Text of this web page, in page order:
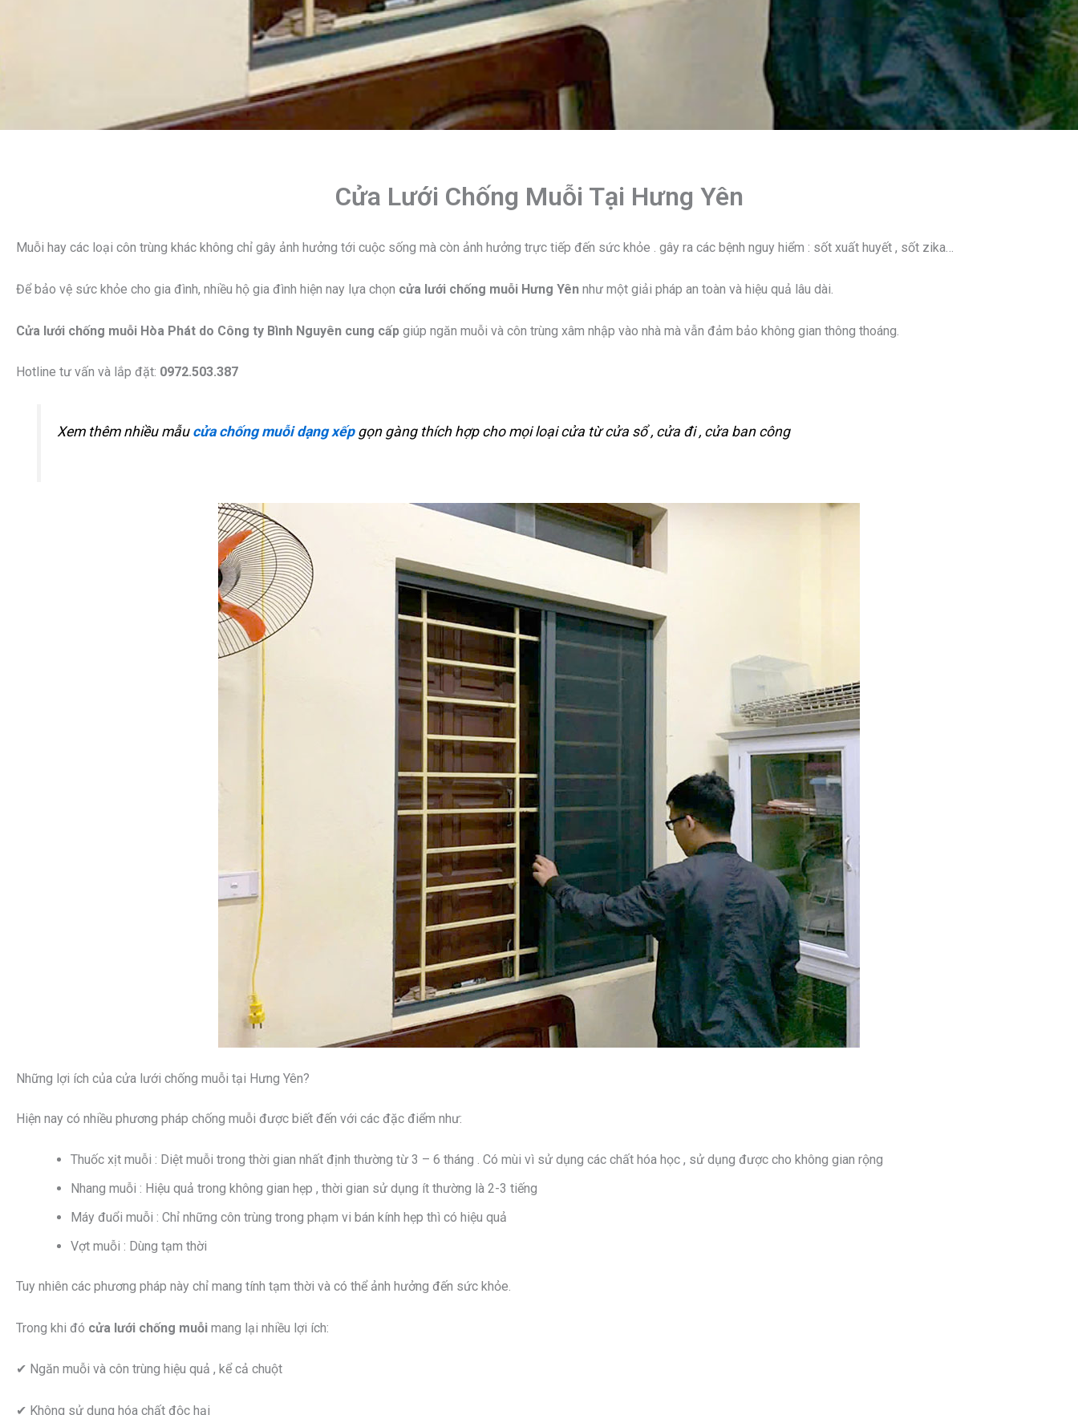
Cửa Lưới Chống Muỗi Tại Hưng Yên
Muỗi hay các loại côn trùng khác không chỉ gây ảnh hưởng tới cuộc sống mà còn ảnh hưởng trực tiếp đến sức khỏe . gây ra các bệnh nguy hiểm : sốt xuất huyết , sốt zika…
Để bảo vệ sức khỏe cho gia đình, nhiều hộ gia đình hiện nay lựa chọn cửa lưới chống muỗi Hưng Yên như một giải pháp an toàn và hiệu quả lâu dài.
Cửa lưới chống muỗi Hòa Phát do Công ty Bình Nguyên cung cấp giúp ngăn muỗi và côn trùng xâm nhập vào nhà mà vẫn đảm bảo không gian thông thoáng.
Hotline tư vấn và lắp đặt: 0972.503.387
Xem thêm nhiều mẫu cửa chống muỗi dạng xếpgọn gàng thích hợp cho mọi loại cửa từ cửa sổ , cửa đi , cửa ban công
Những lợi ích của cửa lưới chống muỗi tại Hưng Yên?
Hiện nay có nhiều phương pháp chống muỗi được biết đến với các đặc điểm như:
Thuốc xịt muỗi : Diệt muỗi trong thời gian nhất định thường từ 3 – 6 tháng . Có mùi vì sử dụng các chất hóa học , sử dụng được cho không gian rộng
Nhang muỗi : Hiệu quả trong không gian hẹp , thời gian sử dụng ít thường là 2-3 tiếng
Máy đuổi muỗi : Chỉ những côn trùng trong phạm vi bán kính hẹp thì có hiệu quả
Vợt muỗi : Dùng tạm thời
Tuy nhiên các phương pháp này chỉ mang tính tạm thời và có thể ảnh hưởng đến sức khỏe.
Trong khi đó cửa lưới chống muỗi mang lại nhiều lợi ích:
✔ Ngăn muỗi và côn trùng hiệu quả , kể cả chuột
✔ Không sử dụng hóa chất độc hại